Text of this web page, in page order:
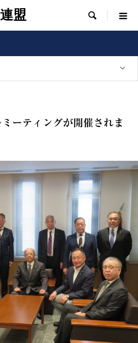
盟 
ーティングが開催されま